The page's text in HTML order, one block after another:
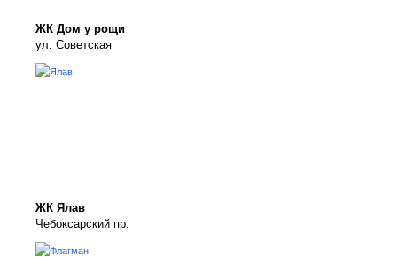
ЖК Дом у рощи
ул. Советская
ЖК Ялав
Чебоксарский пр.